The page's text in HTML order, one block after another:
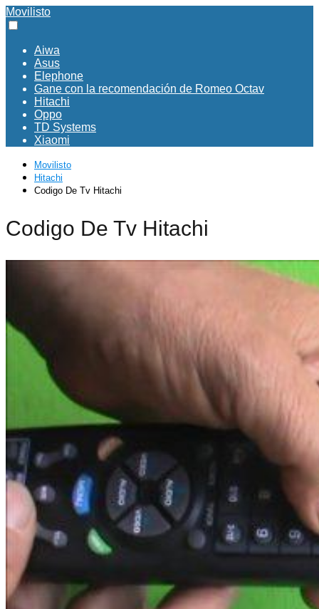
Movilisto
Aiwa
Asus
Elephone
Gane con la recomendación de Romeo Octav
Hitachi
Oppo
TD Systems
Xiaomi
Movilisto
Hitachi
Codigo De Tv Hitachi
Codigo De Tv Hitachi